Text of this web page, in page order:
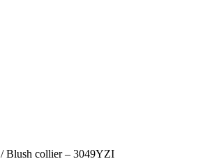
/ Blush collier – 3049YZI